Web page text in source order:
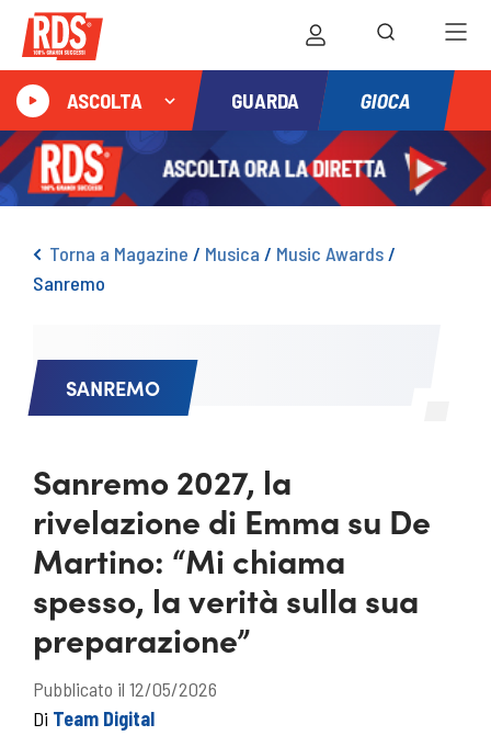
ASCOLTA GUARDA GIOCA
Torna a Magazine / Musica / Music Awards/
Sanremo
SANREMO
Sanremo 2027, la
rivelazione di Emma su De
Martino: “Mi chiama
spesso, la verità sulla sua
preparazione”
Pubblicato il 12/05/2026
Di Team Digital